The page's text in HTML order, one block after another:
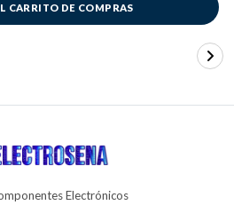
CARRITO DE COMPRAS
Electrónicos